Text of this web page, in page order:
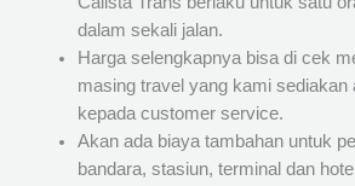
dalam sekali jalan.
Harga selengkapnya bisa di cek
masing travel yang kami sediakan
kepada customer service.
Akan ada biaya tambahan untuk
bandara, stasiun, terminal dan